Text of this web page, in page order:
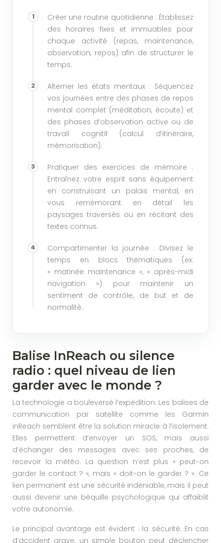
Créer une routine quotidienne : Établissez
des horaires fixes et immuables pour
chaque activité (repas, maintenance,
observation, repos) afin de structurer le
temps.
Alterner les états mentaux : Séquencez
vos journées entre des phases de repos
mental complet (méditation, écoute) et
des phases d’observation active ou de
travail cognitif (calcul d’itinéraire,
mémorisation).
Pratiquer des exercices de mémoire :
Entraînez votre esprit sans équipement
en construisant un palais mental, en
vous remémorant en détail les
paysages traversés ou en récitant des
textes connus.
Compartimenter la journée : Divisez le
temps en blocs thématiques (ex:
« matinée maintenance », « après-midi
navigation ») pour maintenir un
sentiment de contrôle, de but et de
normalité.
Balise InReach ou silence
radio : quel niveau de lien
garder avec le monde ?
La technologie a bouleversé l’expédition. Les balises de
communication par satellite comme les Garmin
inReach semblent être la solution miracle à l’isolement.
Elles permettent d’envoyer un SOS, mais aussi
d’échanger des messages avec ses proches, de
recevoir la météo. La question n’est plus « peut-on
garder le contact ? », mais « doit-on le garder ? ». Ce
lien permanent est une sécurité indéniable, mais il peut
aussi devenir une béquille psychologique qui affaiblit
votre autonomie.
Le principal avantage est évident : la sécurité. En cas
d’accident grave, un simple bouton peut déclencher